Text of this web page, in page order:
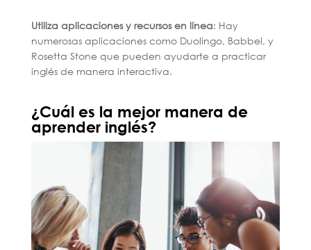
Utiliza aplicaciones y recursos en línea: Hay
numerosas aplicaciones como Duolingo, Babbel, y
Rosetta Stone que pueden ayudarte a practicar
inglés de manera interactiva.
¿Cuál es la mejor manera de
aprender inglés?